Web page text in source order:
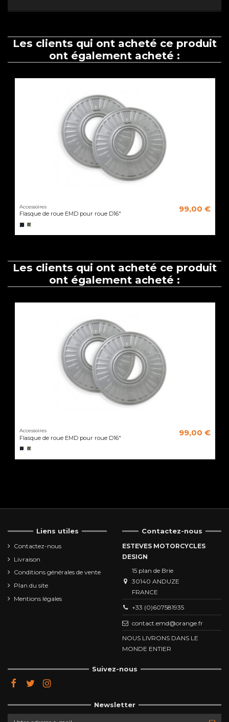
Les clients qui ont acheté ce produit
ont également acheté :
Accessoires
Flasque de roue EMD pour roue D16"
99,00 €
Les clients qui ont acheté ce produit
ont également acheté :
Accessoires
Flasque de roue EMD pour roue D16"
99,00 €
Liens utiles
Contactez-nous
Livraison
Conditions générales de vente
Plan du site
Mentions légales
Contactez-nous
ESTEVES MOTORCYCLES
DESIGN
15 plan de Brie
30140 ANDUZE
FRANCE
+33 (0)607581935
contact.emd@orange.fr
NOUS LIVRONS DANS LE
MONDE ENTIER
Suivez-nous
Newsletter